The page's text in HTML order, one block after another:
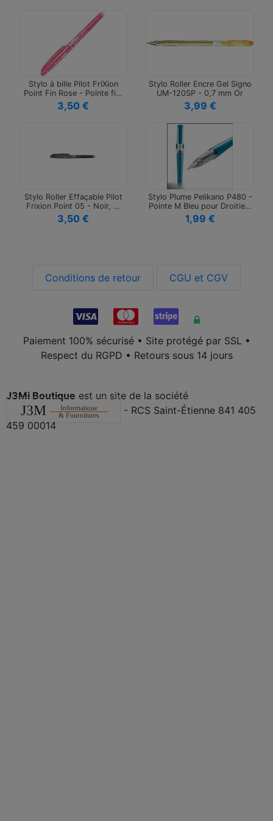
Stylo à bille Pilot FriXion
Point Fin Rose - Pointe fi…
3,50 €
Stylo Roller Encre Gel Signo
UM-120SP - 0,7 mm Or
pour…
3,99 €
Stylo Roller Effaçable Pilot
Frixion Point 05 - Noir, …
3,50 €
Stylo Plume Pelikano P480 -
Pointe M Bleu pour Droitie…
1,99 €
Conditions de retour CGU et CGV
Paiement 100% sécurisé • Site protégé par SSL •
Respect du RGPD • Retours sous 14 jours
J3Mi Boutique est un site de la société
- RCS Saint-Étienne 841 405
459 00014